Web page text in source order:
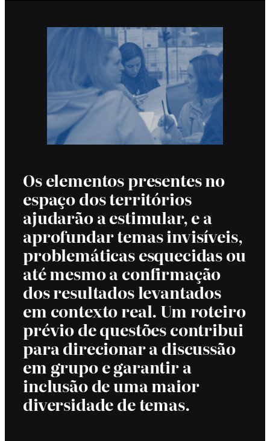
Os elementos presentes no
espaço dos territórios
ajudarão a estimular, e a
aprofundar temas invisíveis,
problemáticas esquecidas ou
até mesmo a confirmação
dos resultados levantados
em contexto real. Um roteiro
prévio de questões contribui
para direcionar a discussão
em grupo e garantir a
inclusão de uma maior
diversidade de temas.